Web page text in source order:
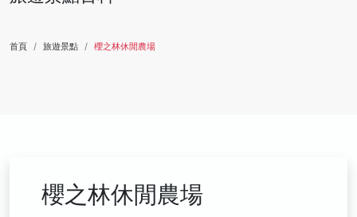
首頁 旅遊景點 櫻之林休閒農場
櫻之林休閒農場